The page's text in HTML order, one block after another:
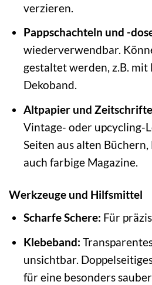
verzieren.
Pappschachteln und -
wiederverwendbar.
gestaltet werden, z.B. mit
Dekoband.
Altpapier und
Vintage- oder upcycling-
Seiten aus alten
auch farbige Magazine.
Werkzeuge und Hilfsmittel
Scharfe Schere: Für
Klebeband:
unsichtbar.
für eine besonders